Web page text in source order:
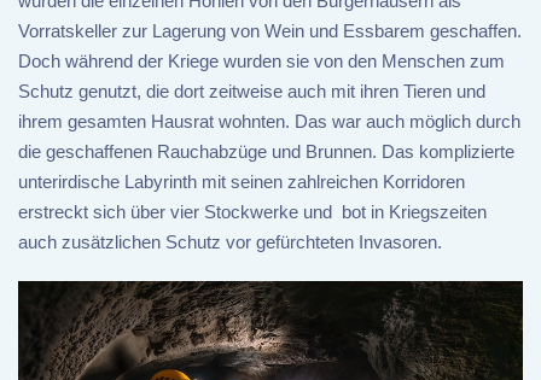
Vorratskeller zur Lagerung von Wein und Essbarem geschaffen.
Doch während der Kriege wurden sie von den Menschen zum
Schutz genutzt, die dort zeitweise auch mit ihren Tieren und
ihrem gesamten Hausrat wohnten. Das war auch möglich durch
die geschaffenen Rauchabzüge und Brunnen. Das komplizierte
unterirdische Labyrinth mit seinen zahlreichen Korridoren
erstreckt sich über vier Stockwerke und bot in Kriegszeiten
auch zusätzlichen Schutz vor gefürchteten Invasoren.